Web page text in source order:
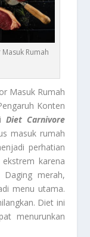
Rumah
Masuk Rumah
Konten
Diet Carnivore
masuk rumah
perhatian
karena
Daging merah,
menu utama.
Diet ini
menurunkan